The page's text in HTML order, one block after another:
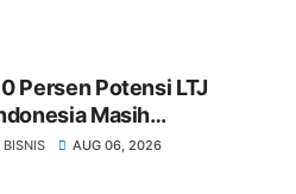
Persen Potensi LTJ
Masih
BISNIS AUG 06, 2026